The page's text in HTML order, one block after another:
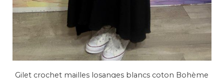
Gilet crochet mailles losanges blancs coton Bohème